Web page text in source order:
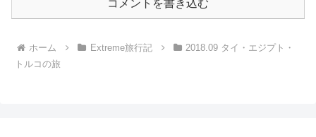
コメントを書き込む
ホーム Extreme旅行記
2018.09 タイ・エジプト・
トルコの旅